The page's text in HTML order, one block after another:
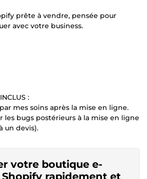
prête à vendre, pensée pour
avec votre business.
:
mes soins après la mise en ligne.
les bugs postérieurs à la mise en ligne
un devis).
votre boutique e-
rapidement et